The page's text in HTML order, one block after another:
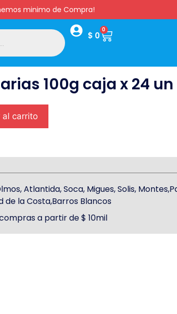
minimo de Compra!
$ 0
0
100g caja x 24 un
al carrito
Atlantida, Soca, Migues, Solis,
de la Costa,Barros Blancos
a partir de $ 10mil